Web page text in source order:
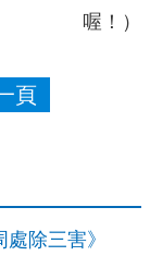
喔！）
頁
除三害》